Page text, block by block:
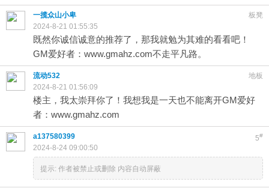
板凳
一揽众山小卑
2024-8-21 01:55:35
既然你诚信诚意的推荐了，那我就勉为其难的看看吧！
GM爱好者：www.gmahz.com不走平凡路。
地板
流动532
2024-8-21 01:56:09
楼主，我太崇拜你了！我想我是一天也不能离开GM爱好
者：www.gmahz.com
5#
a137580399
2024-8-24 09:00:50
提示: 作者被禁止或删除 内容自动屏蔽